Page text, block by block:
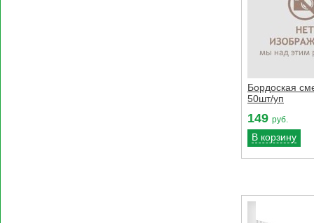
Бордоская
50шт/уп
149 руб.
В корзину